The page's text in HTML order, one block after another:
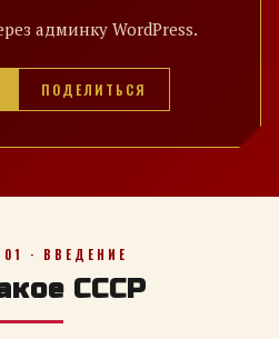
админку WordPress.
ПОДЕЛИТЬСЯ
· ВВЕДЕНИЕ
СССР